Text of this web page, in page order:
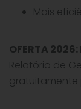
Mais
OFERTA 2026:
Relatório de